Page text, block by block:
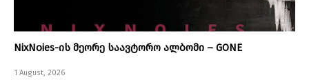
NixNoies-ის მეორე საავტორო ალბომი – GONE
1 August, 2026